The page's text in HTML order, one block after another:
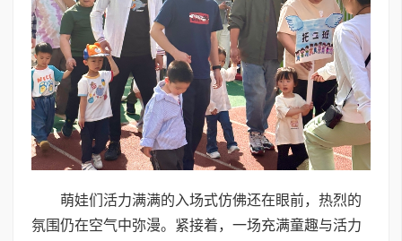
萌娃们活力满满的入场式仿佛还在眼前，热烈的
氛围仍在空气中弥漫。紧接着，一场充满童趣与活力